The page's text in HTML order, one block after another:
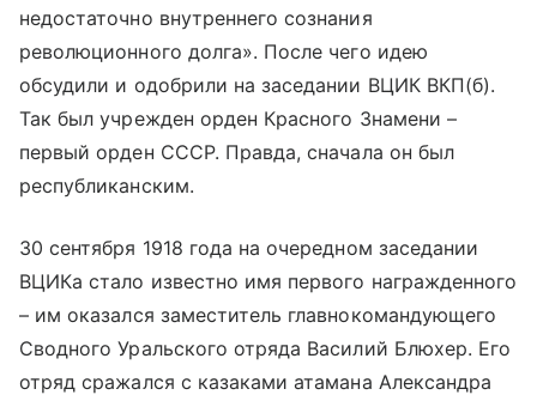
недостаточно внутреннего сознания
революционного долга». После чего идею
обсудили и одобрили на заседании ВЦИК ВКП(б).
Так был учрежден орден Красного Знамени –
первый орден СССР. Правда, сначала он был
республиканским.
30 сентября 1918 года на очередном заседании
ВЦИКа стало известно имя первого награжденного
– им оказался заместитель главнокомандующего
Сводного Уральского отряда Василий Блюхер. Его
отряд сражался с казаками атамана Александра